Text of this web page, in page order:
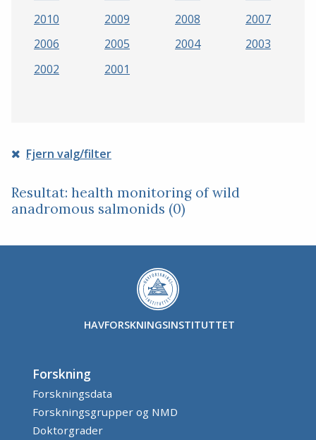
2010
2009 2008
2007
2006
2005 2004
2003
2002
2001
Fjern valg/filter
Resultat: health monitoring of wild
anadromous salmonids (0)
HAVFORSKNINGSINSTITUTTET
Forskning
Forskningsdata
Forskningsgrupper og NMD
Doktorgrader